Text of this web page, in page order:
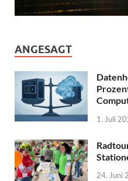
ANGESAGT
1. Juli
24. Juni